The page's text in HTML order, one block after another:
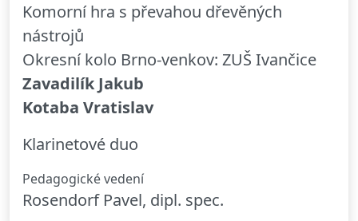
Komorní hra s převahou dřevěných
nástrojů
Okresní kolo Brno-venkov: ZUŠ Ivančice
Zavadilík Jakub
Kotaba Vratislav
Klarinetové duo
Pedagogické vedení
Rosendorf Pavel, dipl. spec.